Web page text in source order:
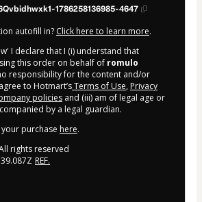
1786258136985-4647
autofill in? Click here to learn more.
I declare that I (i) understand that
this order on behalf of romulo
responsibility for the content and/or
to Hotmart’sTerms of Use, Privacy
policies and (iii) am of legal age or
by a legal guardian.
purchase here.
rights reserved
REF.